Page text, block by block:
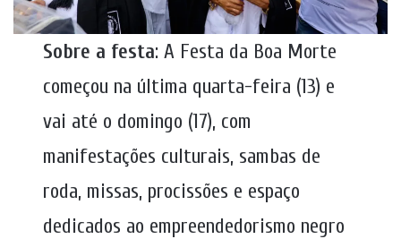
Sobre a festa: A Festa da Boa Morte
começou na última quarta-feira (13) e
vai até o domingo (17), com
manifestações culturais, sambas de
roda, missas, procissões e espaço
dedicados ao empreendedorismo negro